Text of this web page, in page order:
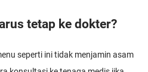
tetap ke dokter?
seperti ini tidak menjamin asam